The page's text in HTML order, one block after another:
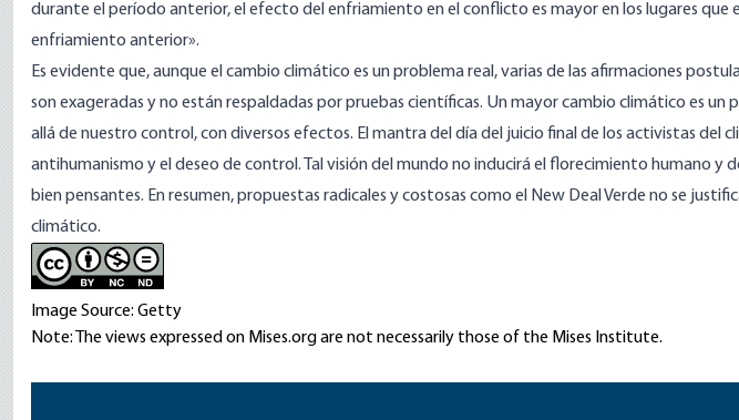
durante el período anterior, el efecto del enfriamiento en el conflicto es mayor en los lugares que
enfriamiento anterior».
Es evidente que, aunque el cambio climático es un problema real, varias de las afirmaciones
son exageradas y no están respaldadas por pruebas científicas. Un mayor cambio climático es un
allá de nuestro control, con diversos efectos. El mantra del día del juicio final de los activistas del
antihumanismo y el deseo de control. Tal visión del mundo no inducirá el florecimiento humano y
bien pensantes. En resumen, propuestas radicales y costosas como el New Deal Verde no se
climático.
Image Source: Getty
Note: The views expressed on Mises.org are not necessarily those of the Mises Institute.